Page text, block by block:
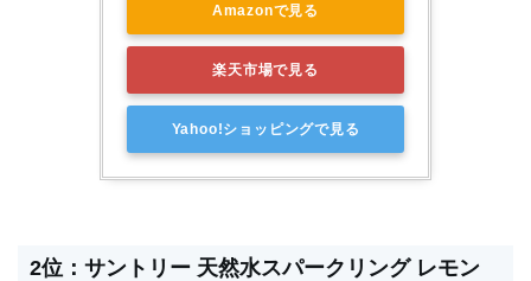
Amazonで見る
楽天市場で見る
Yahoo!ショッピングで見る
2位：サントリー 天然水スパークリング レモン